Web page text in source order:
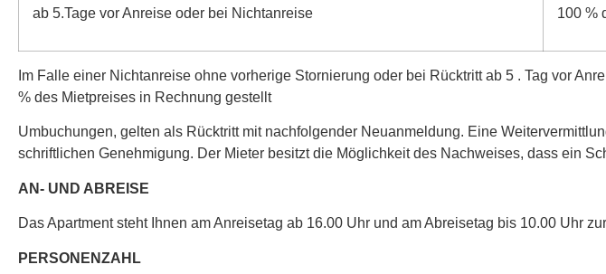
ab 5.Tage vor Anreise oder bei Nichtanreise 100 %
Im Falle einer Nichtanreise ohne vorherige Stornierung oder bei Rücktritt ab 5 . Tag vor
% des Mietpreises in Rechnung gestellt
Umbuchungen, gelten als Rücktritt mit nachfolgender Neuanmeldung. Eine
schriftlichen Genehmigung. Der Mieter besitzt die Möglichkeit des Nachweises, dass ein
AN- UND ABREISE
Das Apartment steht Ihnen am Anreisetag ab 16.00 Uhr und am Abreisetag bis 10.00 Uhr
PERSONENZAHL